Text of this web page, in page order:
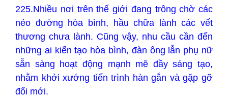
225.Nhiều nơi trên thế giới đang trông chờ các
nẻo đường hòa bình, hầu chữa lành các vết
thương chưa lành. Cũng vậy, nhu cầu cần đến
những ai kiến tạo hòa bình, đàn ông lẫn phụ nữ
sẵn sàng hoạt động mạnh mẽ đầy sáng tạo,
nhằm khởi xướng tiến trình hàn gắn và gặp gỡ
đổi mới.